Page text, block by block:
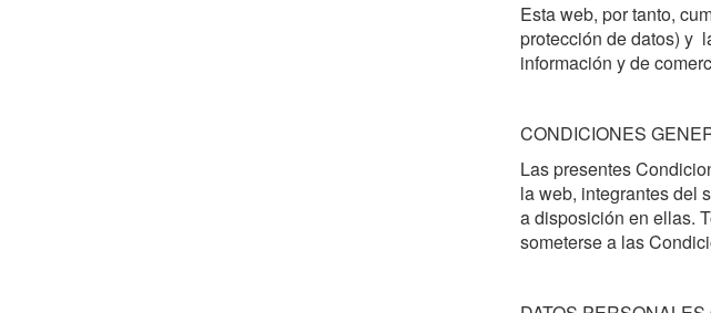
Esta web, por tanto,
protección de datos) y
información y de
CONDICIONES
Las presentes
la web, integrantes del
a disposición en ellas.
someterse a las